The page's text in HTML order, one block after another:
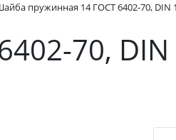
пружинная 14 ГОСТ 6402-70, DIN
70,